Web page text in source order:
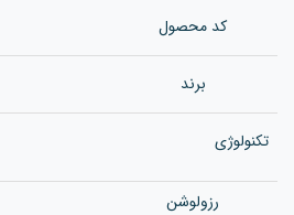
کد محصول
برند
تکنولوژی
رزولوشن